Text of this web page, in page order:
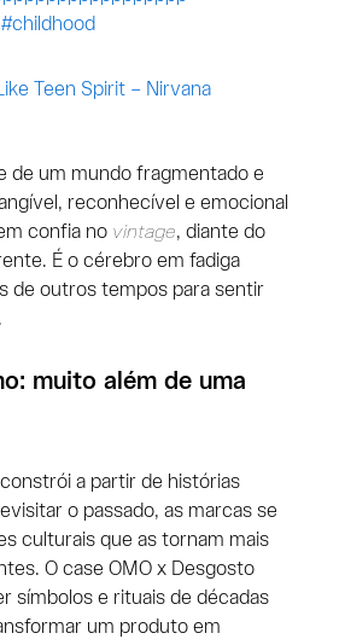
#childhood
Teen Spirit – Nirvana
de um mundo fragmentado e
reconhecível e emocional
confia novintage, diante do
É o cérebro em fadiga
de outros tempos para sentir
muito além de uma
a partir de histórias
o passado, as marcas se
culturais que as tornam mais
O case OMO x Desgosto
símbolos e rituais de décadas
um produto em